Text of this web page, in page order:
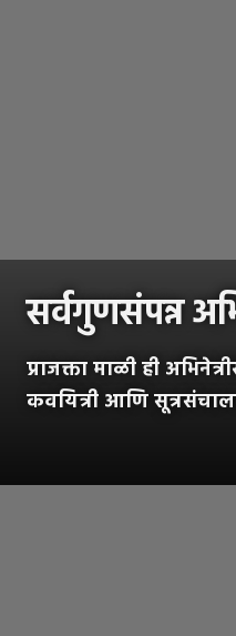
सर्वगुणसंपन्न
प्राजक्ता माळी ही
कवयित्री आणि